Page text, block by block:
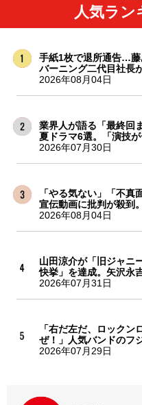
人気ラン
手紙1枚で退所通告…
バーニング二代目社長
2026年08月04日
業界人が語る「最終回
夏ドラマ6選。「演技
2026年07月30日
「やる気ない」「不
宣伝動画に批判が殺到
2026年08月04日
山田涼介が「旧ジャニ
快挙」を達成。矢沢永
2026年07月31日
「右だ左だ、ロックン
ぜ！」人気バンドのフ
2026年07月29日